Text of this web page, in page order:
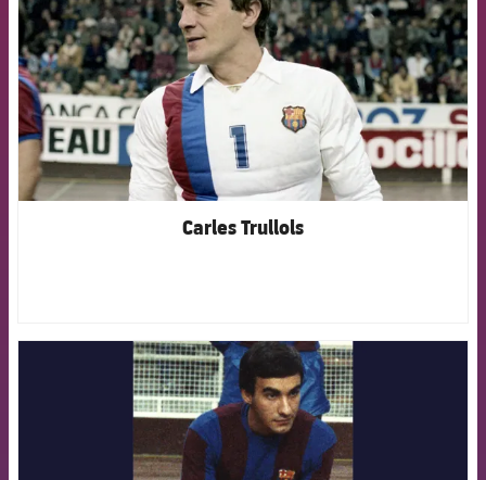
Carles Trullols
FCB Barcelona badge